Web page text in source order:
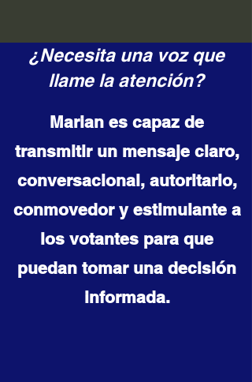
¿Necesita una voz que
llame la atención?
Marian es capaz de
transmitir un mensaje claro,
conversacional, autoritario,
conmovedor y estimulante a
los votantes para que
puedan tomar una decisión
informada.